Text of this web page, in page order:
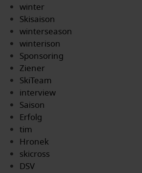
winter
Skisaison
winterseason
winterison
Sponsoring
Ziener
SkiTeam
interview
Saison
Erfolg
tim
Hronek
skicross
DSV